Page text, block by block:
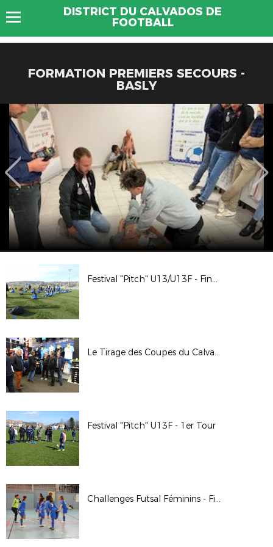
DISTRICT DU CALVADOS DE
FOOTBALL
FORMATION PREMIERS SECOURS -
BASLY
Festival "Pitch" U13/U13F - Finale Départementale
Le Tirage des Coupes du Calvados chez InterSport
Festival "Pitch" U13F - 1er Tour
Challenges Futsal Féminins - Finale Départementale